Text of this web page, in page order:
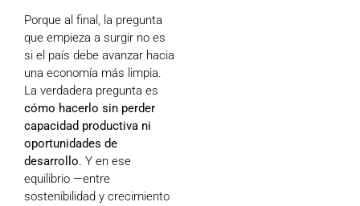
Porque al final, la pregunta
que empieza a surgir no es
si el país debe avanzar hacia
una economía más limpia.
La verdadera pregunta es
cómo hacerlo sin perder
capacidad productiva ni
oportunidades de
desarrollo. Y en ese
equilibrio —entre
sostenibilidad y crecimiento